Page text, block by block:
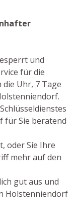
und
für die
Uhr, 7 Tage
für Sie beratend
oder Sie Ihre
mehr auf den
gut aus und
Holstenniendorf